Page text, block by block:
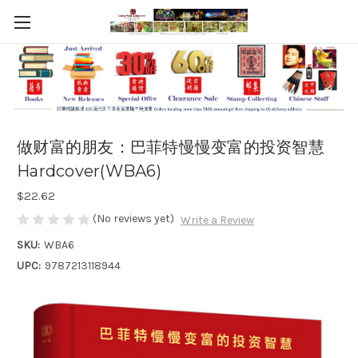
做财富的朋友：巴菲特慢慢变富的投资智慧
Hardcover(WBA6)
$22.62
(No reviews yet) Write a Review
SKU: WBA6
UPC: 9787213118944